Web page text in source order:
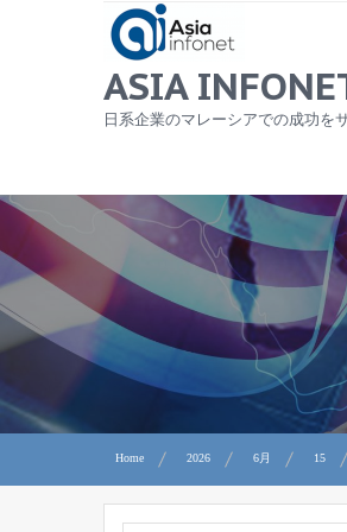
ASIA
日系企業のマレーシアでの成功を
Home 2026 6月 15